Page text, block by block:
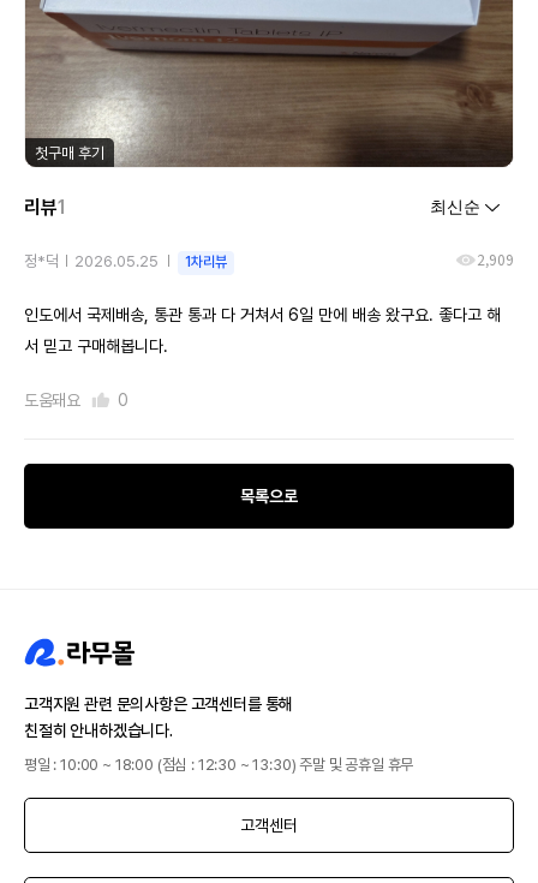
첫구매 후기
리뷰1
정*덕 2026.05.25 1차리뷰 2,909
인도에서 국제배송, 통관 통과 다 거쳐서 6일 만에 배송 왔구요. 좋다고 해
서 믿고 구매해봅니다.
도움돼요 0
목록으로
고객지원 관련 문의사항은 고객센터를 통해
친절히 안내하겠습니다.
평일 : 10:00 ~ 18:00 (점심 : 12:30 ~ 13:30) 주말 및 공휴일 휴무
고객센터